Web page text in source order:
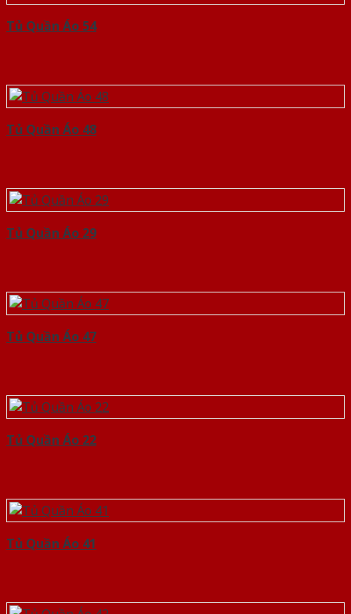
Tủ Quần Áo 54
Tủ Quần Áo 48
Tủ Quần Áo 29
Tủ Quần Áo 47
Tủ Quần Áo 22
Tủ Quần Áo 41